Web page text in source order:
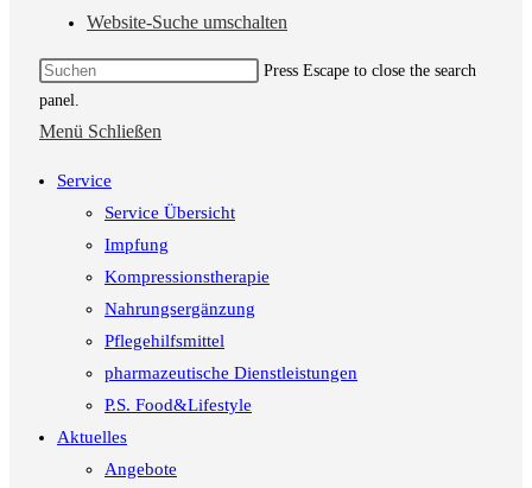
Website-Suche umschalten
Press Escape to close the search
panel.
Menü Schließen
Service
Service Übersicht
Impfung
Kompressionstherapie
Nahrungsergänzung
Pflegehilfsmittel
pharmazeutische Dienstleistungen
P.S. Food&Lifestyle
Aktuelles
Angebote